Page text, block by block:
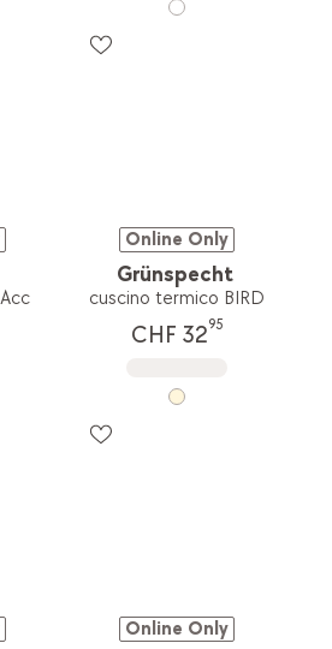
Online Only
Grünspecht
cuscino termico BIRD
CHF 3295
Online Only